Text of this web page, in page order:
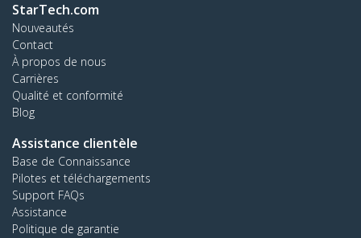
StarTech.com
Nouveautés
Contact
À propos de nous
Carrières
Qualité et conformité
Blog
Assistance clientèle
Base de Connaissance
Pilotes et téléchargements
Support FAQs
Assistance
Politique de garantie